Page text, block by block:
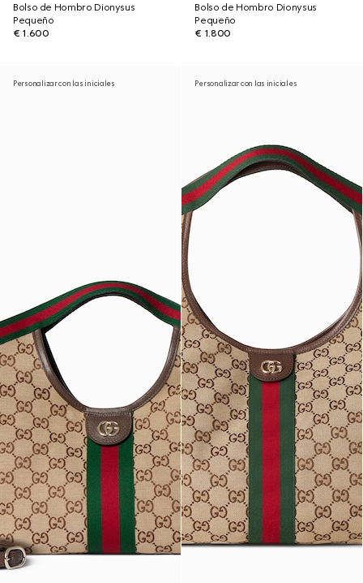
Bolso de Hombro Dionysus
Pequeño
€ 1.600
Bolso de Hombro Dionysus
Pequeño
€ 1.800
Personalizar con las iniciales Personalizar con las iniciales